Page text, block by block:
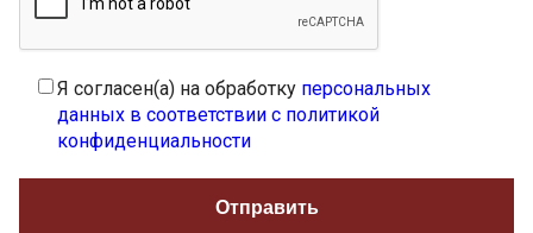
Я согласен(а) на обработку персональных
данных в соответствии с политикой
конфиденциальности